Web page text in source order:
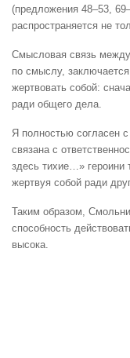
(предложения 48–53,
распространяется не
Смысловая связь
по смыслу,
жертвовать собой:
ради общего дела.
Я полностью согласен
связана с
здесь тихие…» героини
жертвуя собой ради
Таким образом,
способность
высока.